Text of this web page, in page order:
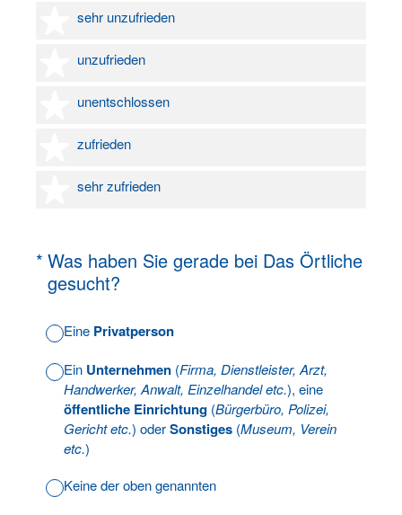
sehr unzufrieden
1 Stern
unzufrieden
2 Sterne
unentschlossen
3 Sterne
zufrieden
4 Sterne
sehr zufrieden
5 Sterne
* Was haben Sie gerade bei Das Örtliche
gesucht?
(Erforderlich.)
Eine Privatperson
Ein Unternehmen (Firma, Dienstleister, Arzt,
Handwerker, Anwalt, Einzelhandel etc.), eine
öffentliche Einrichtung (Bürgerbüro, Polizei,
Gericht etc.) oderSonstiges (Museum, Verein
etc.)
Keine der oben genannten